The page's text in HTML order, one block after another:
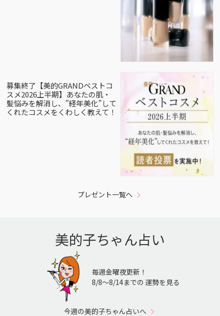
募集終了【美的GRANDベストコ
スメ2026上半期】あなたの肌・
髪悩みを解消し、”経年美化”して
くれたコスメをくわしく教えて！
プレゼント一覧へ
美的子ちゃん占い
毎週金曜夜更新！
8/8〜8/14までの 運勢を見る
今週の美的子ちゃん占いへ